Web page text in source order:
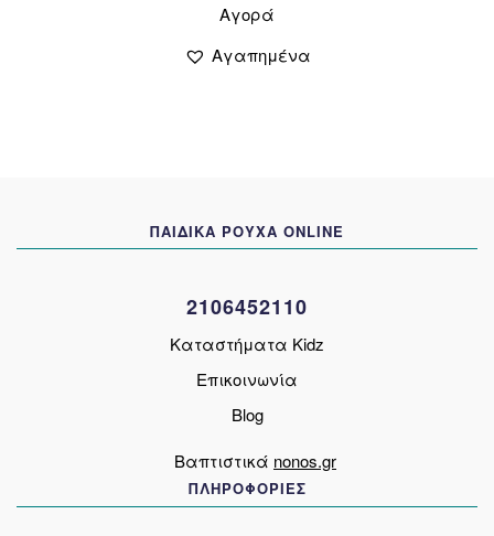
Αγορά
έχει
επιλεγούν
του
Αγαπημένα
ΠΑΙΔΙΚΑ ΡΟΥΧΑ ONLINE
2106452110
Καταστήματα Kidz
Επικοινωνία
Blog
Βαπτιστικά nonos.gr
ΠΛΗΡΟΦΟΡΙΕΣ